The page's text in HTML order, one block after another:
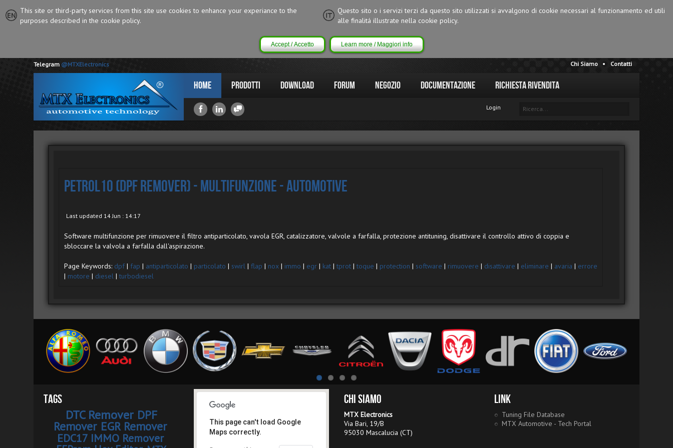
This site or third-party services from this site use cookies to enhance your experiance to the
purposes described in the cookie policy.
Questo sito o i servizi terzi da questo sito utilizzati si avvalgono di cookie necessari al funzionamento ed utili
alle finalitá illustrate nella cookie policy.
Accept / Accetto Learn more / Maggiori info
Telegram @MTXElectronics Chi Siamo Contatti
Home Prodotti Download Forum Negozio Documentazione Richiesta Rivendita
Login
Petrol10 (DPF Remover) - Multifunzione - Automotive
Last updated 14 Jun : 14:17
Software multifunzione per rimuovere il filtro antiparticolato, vavola EGR, catalizzatore, valvole a farfalla, protezione antituning, disattivare il controllo attivo di coppia e
sbloccare la valvola a farfalla dall'aspirazione.
Page Keywords: dpf | fap | antiparticolato | particolato | swirl | flap | nox | immo | egr | kat |tprot |toque | protection | software | rimuovere | disattivare | eliminare | avaria | errore
| motore | diesel |turbodiesel
Tags
DTC Remover DPF
Remover EGR Remover
EDC17 IMMO Remover
This page can't load Google
Maps correctly.
Chi Siamo
MTX Electronics
Via Bari, 19/B
95030 Mascalucia (CT)
Link
Tuning File Database
MTX Automotive - Tech Portal